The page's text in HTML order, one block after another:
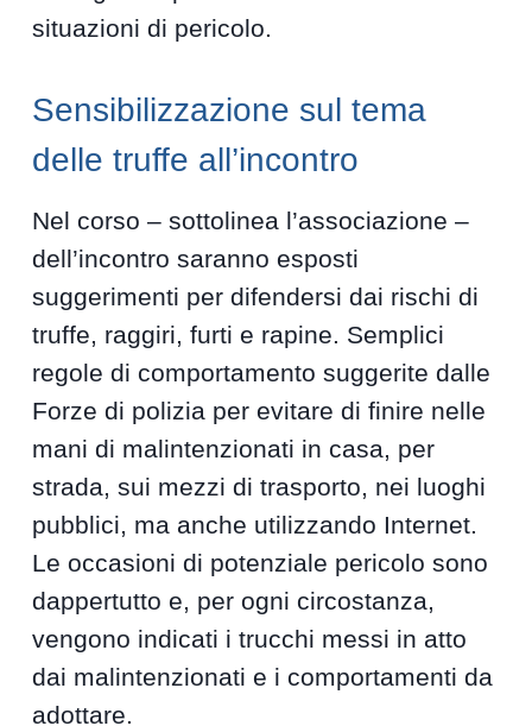
situazioni di pericolo.
Sensibilizzazione sul tema
delle truffe all’incontro
Nel corso – sottolinea l’associazione –
dell’incontro saranno esposti
suggerimenti per difendersi dai rischi di
truffe, raggiri, furti e rapine. Semplici
regole di comportamento suggerite dalle
Forze di polizia per evitare di finire nelle
mani di malintenzionati in casa, per
strada, sui mezzi di trasporto, nei luoghi
pubblici, ma anche utilizzando Internet.
Le occasioni di potenziale pericolo sono
dappertutto e, per ogni circostanza,
vengono indicati i trucchi messi in atto
dai malintenzionati e i comportamenti da
adottare.